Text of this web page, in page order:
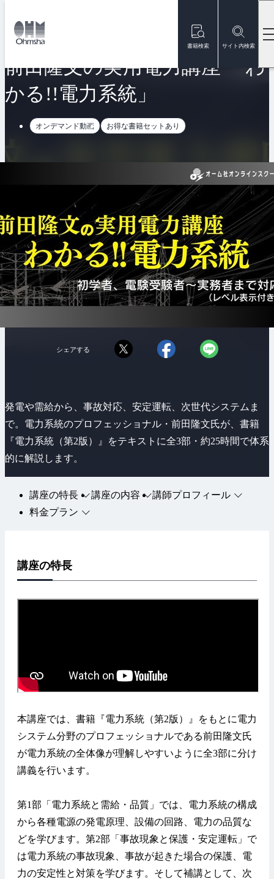
書籍検索 サイト内検索
トップ
前田隆文の実用電力講座 「わ
かる!!電力系統」
オンデマンド動画 お得な書籍セットあり
シェアする
発電や需給から、事故対応、安定運転、次世代システムま
で。電力系統のプロフェッショナル・前田隆文氏が、書籍
『電力系統（第2版）』をテキストに全3部・約25時間で体系
的に解説します。
講座の特長 講座の内容
講師プロフィール
料金プラン
講座の特長
本講座では、書籍『電力系統（第2版）』をもとに電力
システム分野のプロフェッショナルである前田隆文氏
が電力系統の全体像が理解しやすいように全3部に分け
講義を行います。
第1部「電力系統と需給・品質」では、電力系統の構成
から各種電源の発電原理、設備の回路、電力の品質な
どを学びます。第2部「事故現象と保護・安定運転」で
は電力系統の事故現象、事故が起きた場合の保護、電
力の安定性と対策を学びます。そして補講として、次